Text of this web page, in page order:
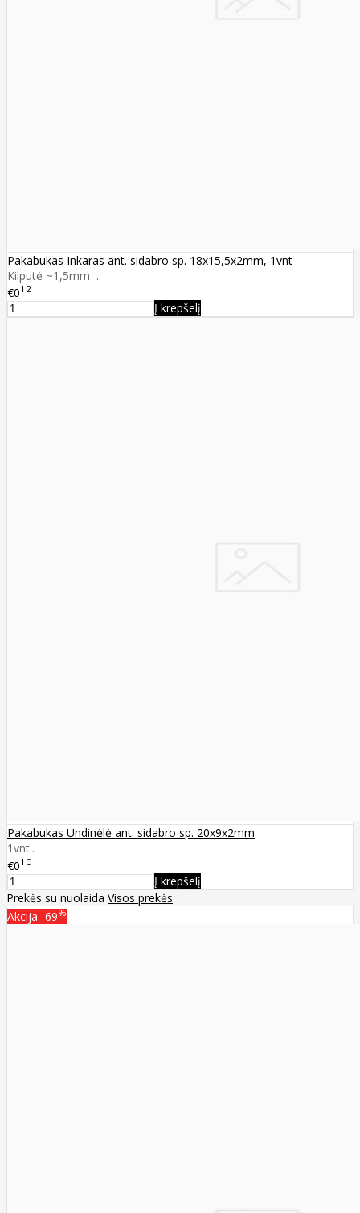
Pakabukas Inkaras ant. sidabro sp. 18x15,5x2mm, 1vnt
Kilputė ~1,5mm ..
€012
Į krepšelį
Pakabukas Undinėlė ant. sidabro sp. 20x9x2mm
1vnt..
€010
Į krepšelį
Prekės su nuolaida Visos prekės
Akcija -69%